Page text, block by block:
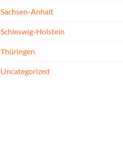
Sachsen-Anhalt
Schleswig-Holstein
Thüringen
Uncategorized